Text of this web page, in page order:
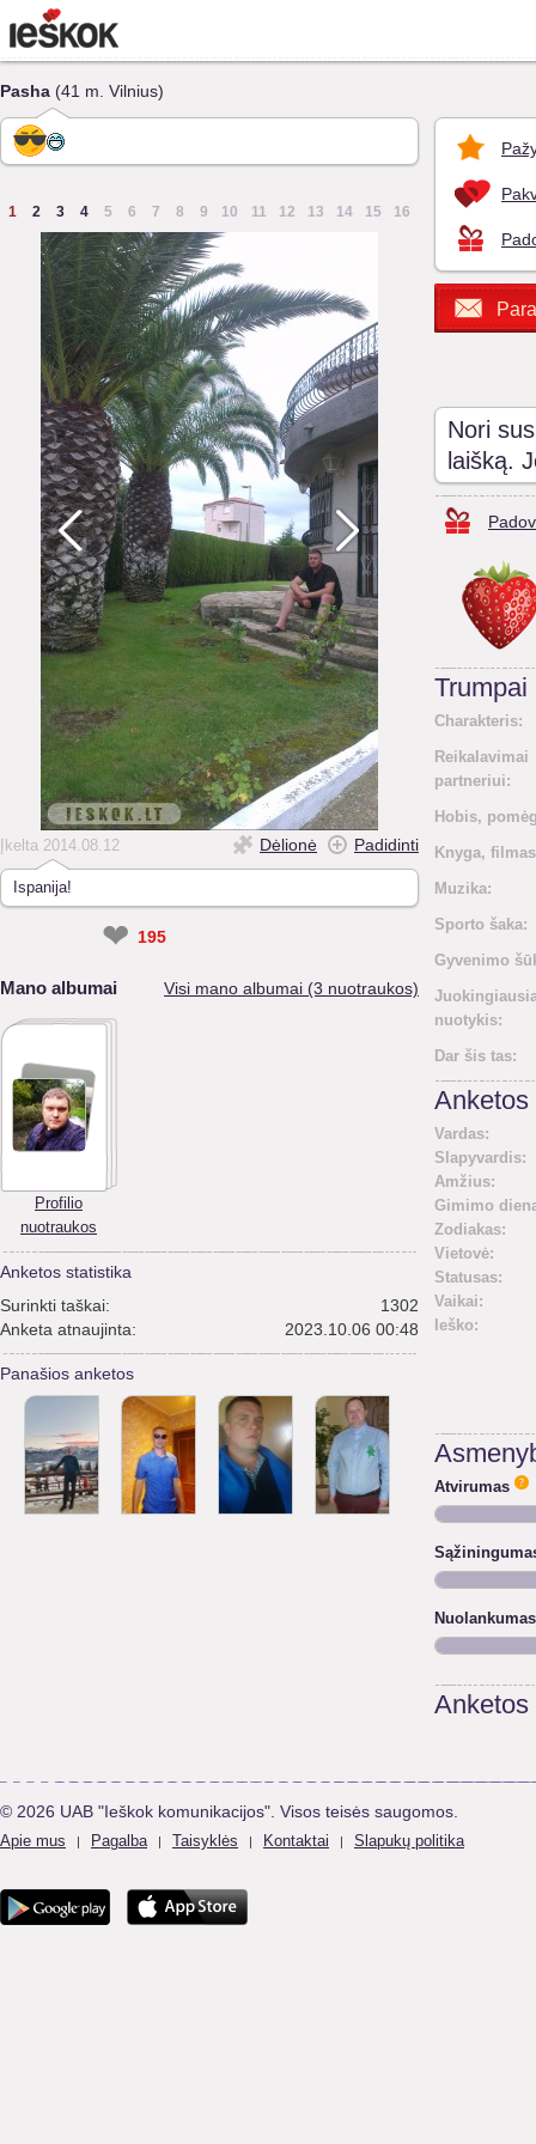
Pasha (41 m. Vilnius)
1 2 3 4 5 6 7 8 9 10 11 12 13 14 15 16
Įkelta 2014.08.12 Dėlionė Padidinti
Ispanija!
❤ 195
Mano albumai Visi mano albumai (3 nuotraukos)
Profilio
nuotraukos
Anketos statistika
Surinkti taškai:
1302
Anketa atnaujinta:
2023.10.06 00:48
Panašios anketos
Nori
laišką.
Trumpai
Charakteris:
Reikalavimai
partneriui:
Hobis,
Knyga,
Muzika:
Sporto šaka:
Gyvenimo
nuotykis:
Dar šis tas:
Anketos
Vardas:
Slapyvardis:
Amžius:
Gimimo
Zodiakas:
Vietovė:
Statusas:
Vaikai:
Ieško:
Atvirumas
Nuolankumas
Anketos
© 2026 UAB "Ieškok komunikacijos". Visos teisės saugomos.
Apie mus | Pagalba | Taisyklės | Kontaktai | Slapukų politika